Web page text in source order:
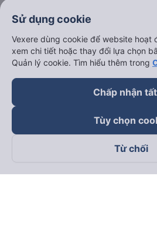
Theo dõi chúng tôi trên
Sử dụng cookie
Vexere dùng cookie để website hoạt
xem chi tiết hoặc thay đổi lựa chọn
Quản lý cookie. Tìm hiểu thêm trong
Chấp nhận
Tùy chọn
Từ chối